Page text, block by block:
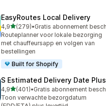
EasyRoutes Local Delivery
4,9van 5 sterren
(279)
279 recensies in totaal
•
Routeplanner voor lokale bezorging
met chauffeursapp en volgen van
bestellingen
Built for Shopify
S Estimated Delivery Date Plus
4,9van 5 sterren
(401)
401 recensies in totaal
•
Toon verwachte bezorgdatum